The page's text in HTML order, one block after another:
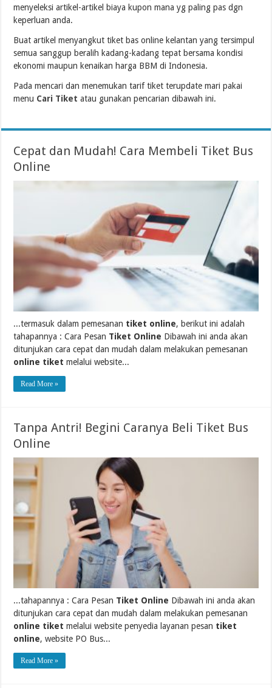
menyeleksi artikel-artikel biaya kupon mana yg paling pas dgn
keperluan anda.
Buat artikel menyangkut tiket bas online kelantan yang tersimpul
semua sanggup beralih kadang-kadang tepat bersama kondisi
ekonomi maupun kenaikan harga BBM di Indonesia.
Pada mencari dan menemukan tarif tiket terupdate mari pakai
menu Cari Tiket atau gunakan pencarian dibawah ini.
Cepat dan Mudah! Cara Membeli Tiket Bus
Online
...termasuk dalam pemesanan tiket online, berikut ini adalah
tahapannya : Cara Pesan Tiket Online Dibawah ini anda akan
ditunjukan cara cepat dan mudah dalam melakukan pemesanan
online tiket melalui website...
Read More »
Tanpa Antri! Begini Caranya Beli Tiket Bus
Online
...tahapannya : Cara Pesan Tiket Online Dibawah ini anda akan
ditunjukan cara cepat dan mudah dalam melakukan pemesanan
online tiket melalui website penyedia layanan pesan tiket
online, website PO Bus...
Read More »